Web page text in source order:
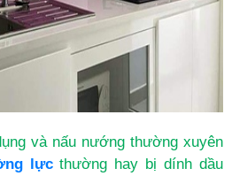
và nấu nướng thường xuyên
lựcthường hay bị dính dầu